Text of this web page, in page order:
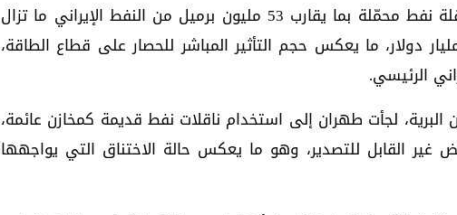
وبحسب التقديرات، فإن 31 ناقلة نفط محمّلة بما يقارب 53 مليون برميل من النفط الإيراني ما تزال
بقيمة لا تقل عن 4.8 مليار دولار، ما يعكس حجم التأثير المباشر للحصار على قطاع الطاقة،
الرئيسي.
لجأت طهران إلى استخدام ناقلات نفط قديمة كمخازن عائمة،
غير القابل للتصدير، وهو ما يعكس حالة الاختناق التي يواجهها